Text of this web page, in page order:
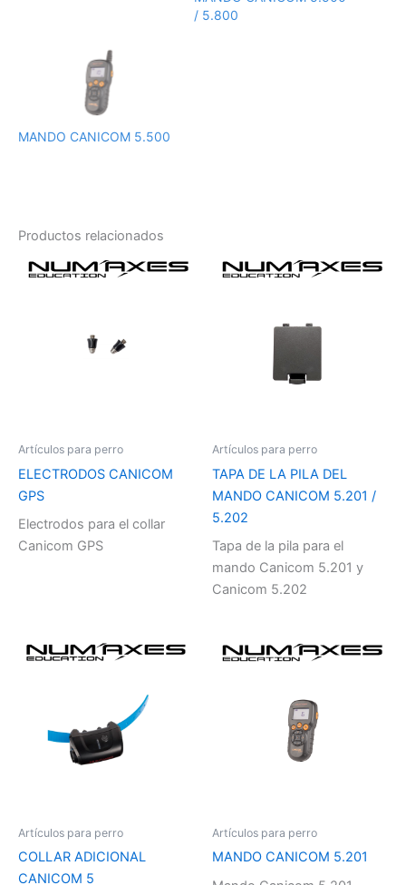
/ 5.800
MANDO CANICOM 5.500
Productos relacionados
Artículos para perro
ELECTRODOS CANICOM
GPS
Electrodos para el collar
Canicom GPS
Artículos para perro
TAPA DE LA PILA DEL
MANDO CANICOM 5.201 /
5.202
Tapa de la pila para el
mando Canicom 5.201 y
Canicom 5.202
Artículos para perro
COLLAR ADICIONAL
CANICOM 5
Artículos para perro
MANDO CANICOM 5.201